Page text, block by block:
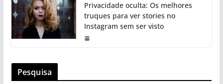
Privacidade oculta: Os melhores
truques para ver stories no
Instagram sem ser visto
Pesquisa